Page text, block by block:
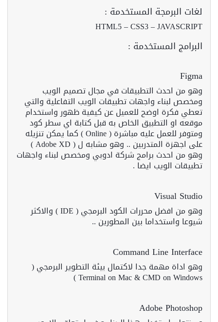
لغات البرمجة المستخدمة :
HTML5 – CSS3 – JAVASCRIPT
البرامج المستخدمة :
Figma
وهو من احدث التطبيقات في مجال تصميم الويب
ومخصص لبناء واجهات تطبيقات الويب التفاعلية والتي
تعطي فكرة اوضح للعميل عن كيفية ظهور واستخدام
موقعه او التطبيق الخاص به قبل كتابة اي سطر كود
ومتوفر للعمل عليه مباشرة ( Online ) كما يمكن تنزيله
على اجهزة المتدربين .. وهو مشابه ل ( Adobe XD )
وهو من احدث برامج شركة ادوبي ومخصص لبناء واجهات
تطبيقات الويب ايضا .
Visual Studio
وهو من افضل محررات الكود البرمجي ( IDE ) والاكثر
شيوعا واستخداما بين المطورين ..
Command Line Interface
وهو اداة مهمة جدا لاكتمال بيئة التطوير البرمجي (
Terminal on Mac & CMD on Windows )
Adobe Photoshop